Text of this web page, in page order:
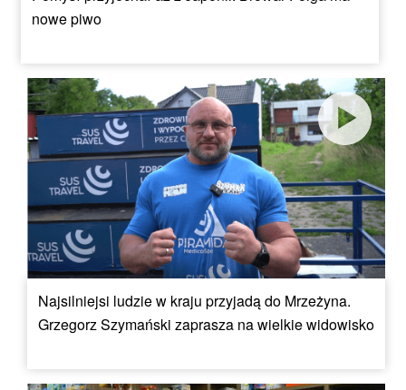
nowe piwo
Najsilniejsi ludzie w kraju przyjadą do Mrzeżyna.
Grzegorz Szymański zaprasza na wielkie widowisko